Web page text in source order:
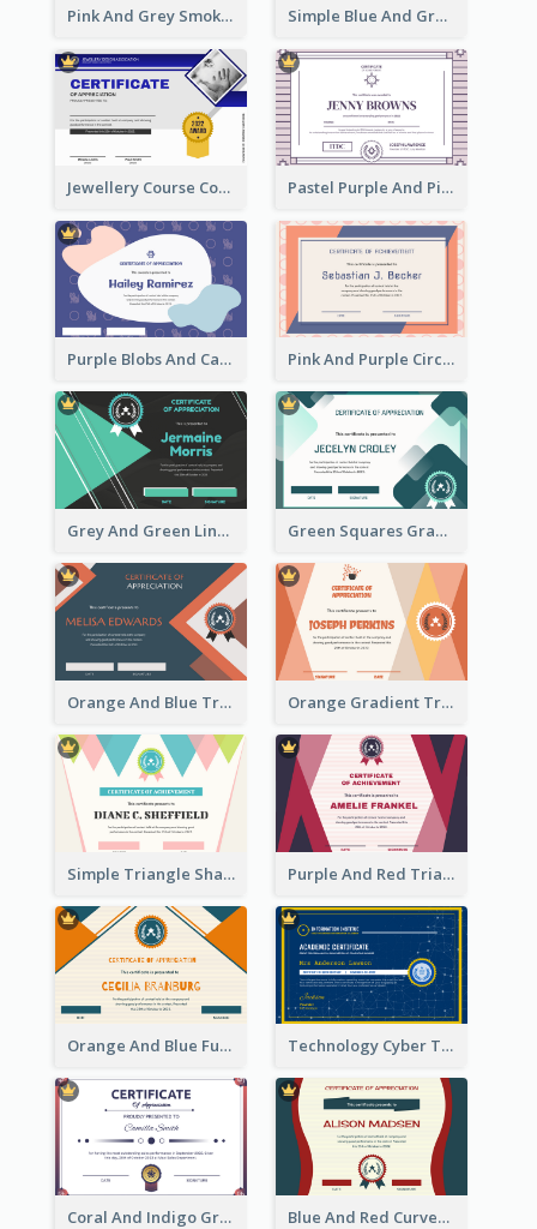
Pink And Grey Smoke Background Certificate Simple Blue And Green Triangles Shapes Certificate
Jewellery Course Completion Certificate Pastel Purple And Pink Elegant Certificate Design
Purple Blobs And Cats Patterns Appreciation Certificate Pink And Purple Circles Pattern Appreciation Certificate
Grey And Green Lines Patterns Certificate Green Squares Gradient Appreciation Certificate
Orange And Blue Triangle Patterns Appreciation Certificate Orange Gradient Triangle Patterns Certificate
Simple Triangle Shapes Appreciation Certificate Purple And Red Triangles Achievement Certificate
Orange And Blue Fun Triangles Certificate Technology Cyber Theme School Certificate Design
Coral And Indigo Gradient Border Certificate Design Blue And Red Curves Shape Award Certificate